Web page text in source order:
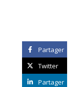
Partager
Twitter
Partager